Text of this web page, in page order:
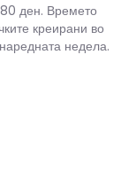
ден. Времето
креирани во
недела.